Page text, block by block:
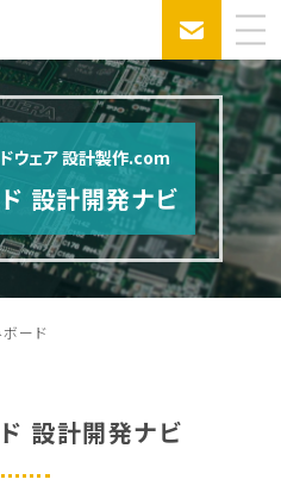
ウェア 設計製作.com
設計開発ナビ
ード
設計開発ナビ